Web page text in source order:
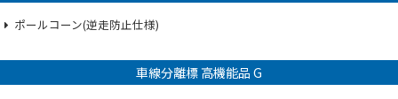
ポールコーン(逆走防止仕様)
車線分離標 高機能品 G